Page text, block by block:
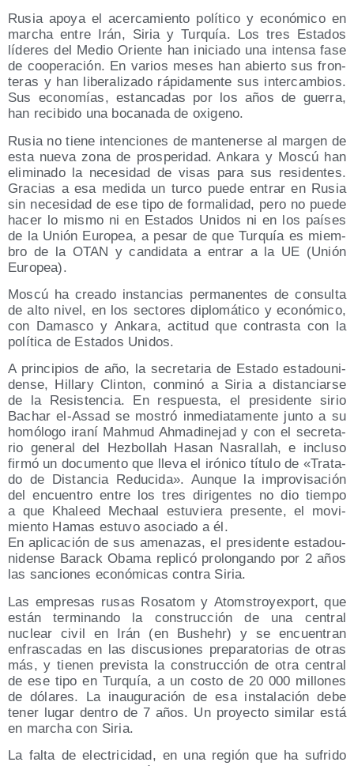
Rusia apo­ya el acer­ca­mien­to polí­ti­co y eco­nó­mi­co en
mar­cha entre Irán, Siria y Tur­quía. Los tres Esta­dos
líde­res del Medio Orien­te han ini­cia­do una inten­sa fase
de coope­ra­ción. En varios meses han abier­to sus fron­
te­ras y han libe­ra­li­za­do rápi­da­men­te sus inter­cam­bios.
Sus eco­no­mías, estan­ca­das por los años de gue­rra,
han reci­bi­do una boca­na­da de oxigeno.
Rusia no tie­ne inten­cio­nes de man­te­ner­se al mar­gen de
esta nue­va zona de pros­pe­ri­dad. Anka­ra y Mos­cú han
eli­mi­na­do la nece­si­dad de visas para sus resi­den­tes.
Gra­cias a esa medi­da un tur­co pue­de entrar en Rusia
sin nece­si­dad de ese tipo de for­ma­li­dad, pero no pue­de
hacer lo mis­mo ni en Esta­dos Uni­dos ni en los paí­ses
de la Unión Euro­pea, a pesar de que Tur­quía es miem­
bro de la OTAN y can­di­da­ta a entrar a la UE (Unión
Europea).
Mos­cú ha crea­do ins­tan­cias per­ma­nen­tes de con­sul­ta
de alto nivel, en los sec­to­res diplo­má­ti­co y eco­nó­mi­co,
con Damas­co y Anka­ra, acti­tud que con­tras­ta con la
polí­ti­ca de Esta­dos Unidos.
A prin­ci­pios de año, la secre­ta­ria de Esta­do esta­dou­ni­
den­se, Hillary Clin­ton, con­mi­nó a Siria a dis­tan­ciar­se
de la Resis­ten­cia. En res­pues­ta, el pre­si­den­te sirio
Bachar el-Assad se mos­tró inme­dia­ta­men­te jun­to a su
homó­lo­go ira­ní Mah­mud Ahma­di­ne­jad y con el secre­ta­
rio gene­ral del Hez­bo­llah Hasan Nas­ra­llah, e inclu­so
fir­mó un docu­men­to que lle­va el iró­ni­co títu­lo de «Tra­ta­
do de Dis­tan­cia Redu­ci­da». Aun­que la impro­vi­sa­ción
del encuen­tro entre los tres diri­gen­tes no dio tiem­po
a que Kha­leed Mechaal estu­vie­ra pre­sen­te, el movi­
mien­to Hamas estu­vo aso­cia­do a él.
En apli­ca­ción de sus ame­na­zas, el pre­si­den­te esta­dou­
ni­den­se Barack Oba­ma repli­có pro­lon­gan­do por 2 años
las san­cio­nes eco­nó­mi­cas con­tra Siria.
Las empre­sas rusas Rosa­tom y Atoms­tro­yex­port, que
están ter­mi­nan­do la cons­truc­ción de una cen­tral
nuclear civil en Irán (en Bushehr) y se encuen­tran
enfras­ca­das en las dis­cu­sio­nes pre­pa­ra­to­rias de otras
más, y tie­nen pre­vis­ta la cons­truc­ción de otra cen­tral
de ese tipo en Tur­quía, a un cos­to de 20 000 millo­nes
de dóla­res. La inau­gu­ra­ción de esa ins­ta­la­ción debe
tener lugar den­tro de 7 años. Un pro­yec­to simi­lar está
en mar­cha con Siria.
La fal­ta de elec­tri­ci­dad, en una región que ha sufri­do